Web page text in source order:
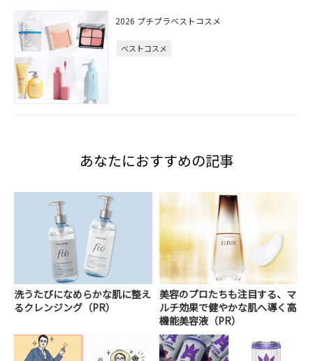
2026 プチプラベストコスメ
ベストコスメ
あなたにおすすめの記事
洗うたびになめらかな肌に整え
るクレンジング（PR）
美容のプロたちも注目する、マ
ルチ効果で健やかな肌へ導く高
機能美容液（PR）